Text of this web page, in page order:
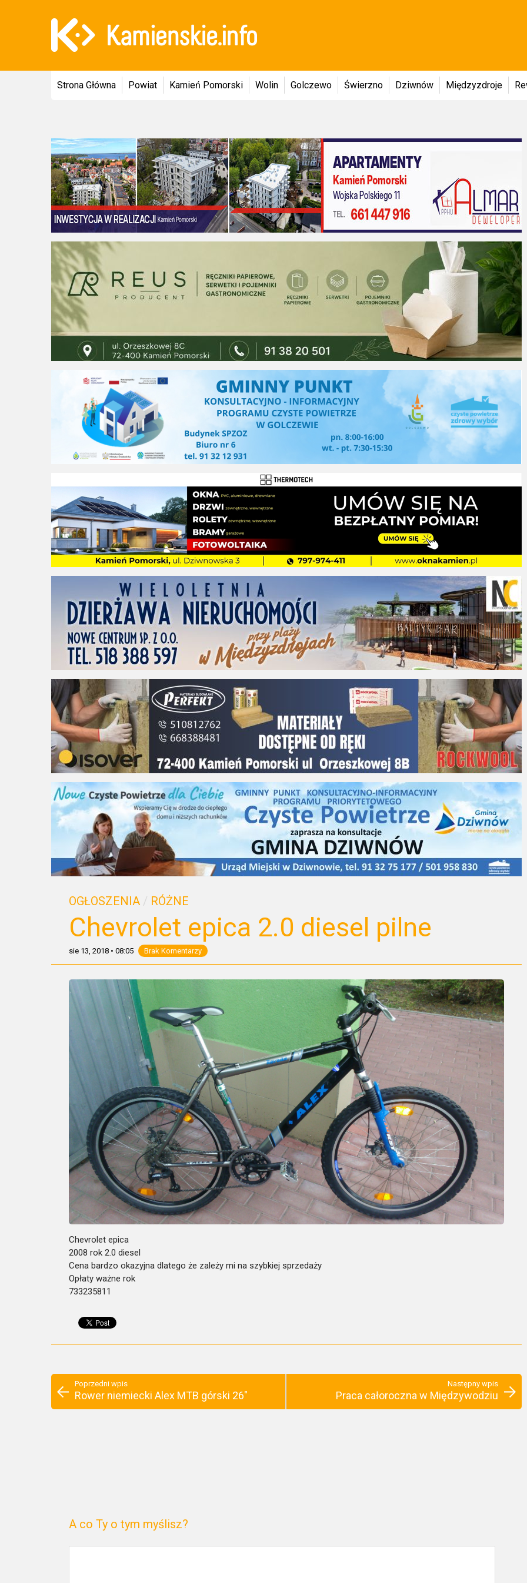
Strona Główna Powiat Kamień Pomorski Wolin Golczewo Świerzno Dziwnów Międzyzdroje
OGŁOSZENIA / RÓŻNE
Chevrolet epica 2.0 diesel pilne
sie 13, 2018 • 08:05 Brak Komentarzy
Chevrolet epica
2008 rok 2.0 diesel
Cena bardzo okazyjna dlatego że zależy mi na szybkiej sprzedaży
Opłaty ważne rok
733235811
Poprzedni wpis
Rower niemiecki Alex MTB górski 26"
Następny wpis
Praca całoroczna w Międzywodziu
A co Ty o tym myślisz?